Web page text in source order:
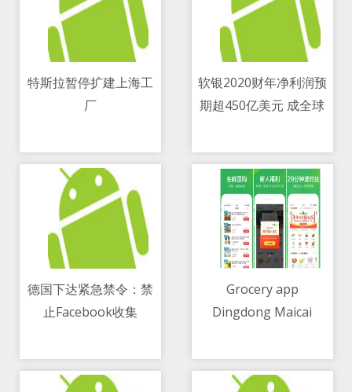
特斯拉暂停扩建上海工
厂
软银2020财年净利润预
期超450亿美元 成全球
德国下达紧急禁令：禁
止Facebook收集
Grocery app
Dingdong Maicai
funding